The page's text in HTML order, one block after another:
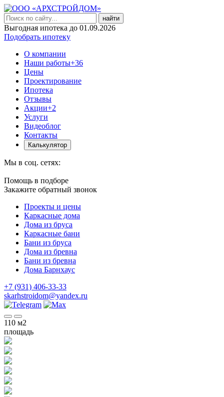
найти
Выгодная ипотека до 01.09.2026
Подобрать ипотеку
О компании
Наши работы+36
Цены
Проектирование
Ипотека
Отзывы
Акции+2
Услуги
Видеоблог
Контакты
Калькулятор
Мы в соц. сетях:
Помощь в подборе
Закажите обратный звонок
Проекты и цены
Каркасные дома
Дома из бруса
Каркасные бани
Бани из бруса
Дома из бревна
Бани из бревна
Дома Барнхаус
+7 (931) 406-33-33
skarhstroidom@yandex.ru
110 м2
площадь